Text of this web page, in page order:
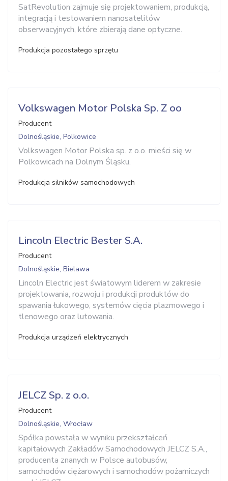
SatRevolution zajmuje się projektowaniem, produkcją,
integracją i testowaniem nanosatelitów
obserwacyjnych, które zbierają dane optyczne.
Produkcja pozostałego sprzętu
Volkswagen Motor Polska Sp. Z oo
Producent
Dolnośląskie, Polkowice
Volkswagen Motor Polska sp. z o.o. mieści się w
Polkowicach na Dolnym Śląsku.
Produkcja silników samochodowych
Lincoln Electric Bester S.A.
Producent
Dolnośląskie, Bielawa
Lincoln Electric jest światowym liderem w zakresie
projektowania, rozwoju i produkcji produktów do
spawania łukowego, systemów cięcia plazmowego i
tlenowego oraz lutowania.
Produkcja urządzeń elektrycznych
JELCZ Sp. z o.o.
Producent
Dolnośląskie, Wrocław
Spółka powstała w wyniku przekształceń
kapitałowych Zakładów Samochodowych JELCZ S.A.,
producenta znanych w Polsce autobusów,
samochodów ciężarowych i samochodów pożarniczych